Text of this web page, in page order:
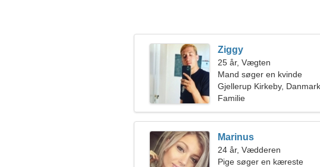
Ziggy
25 år, Vægten
Mand søger en kvinde
Gjellerup Kirkeby, Danmark
Familie
Marinus
24 år, Vædderen
Pige søger en kæreste